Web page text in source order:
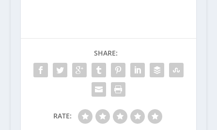
SHARE:
RATE: